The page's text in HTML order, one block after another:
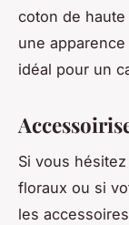
coton de
une
idéal pour un
Si vous
floraux ou si
les